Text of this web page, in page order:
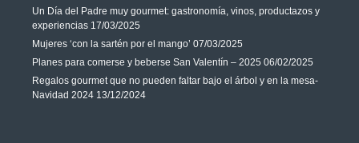
Un Día del Padre muy gourmet: gastronomía, vinos, productazos y
experiencias 17/03/2025
Mujeres ‘con la sartén por el mango’ 07/03/2025
Planes para comerse y beberse San Valentín – 2025 06/02/2025
Regalos gourmet que no pueden faltar bajo el árbol y en la mesa-
Navidad 2024 13/12/2024